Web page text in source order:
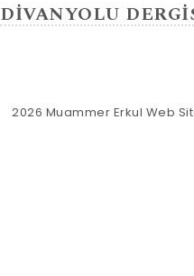
DİVANYOLU
2026 Muammer Erkul Web